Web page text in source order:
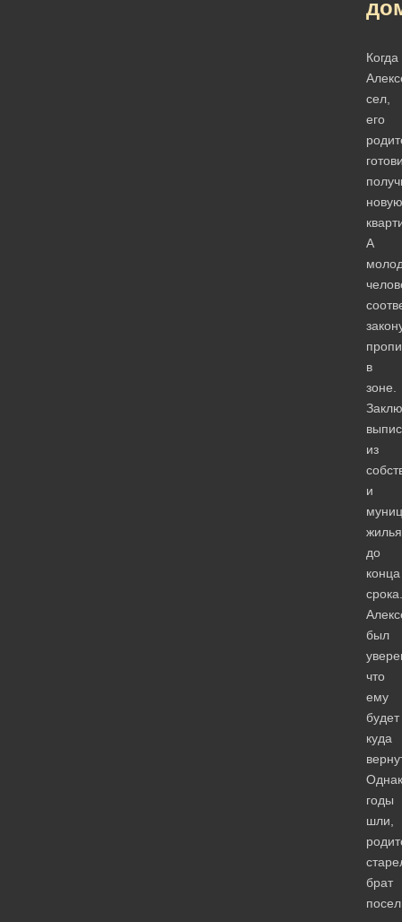
Когда
сел,
его
новую
А
в
зоне.
из
и
жилья
до
конца
срока.
был
что
ему
будет
куда
годы
шли,
брат